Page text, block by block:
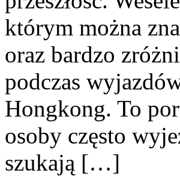
którym można
oraz bardzo
podczas
Hongkong. To
osoby często
szukają […]